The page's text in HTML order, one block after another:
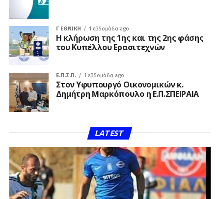
Γ ΕΘΝΙΚΉ 1 εβδομάδα ago
Η κλήρωση της 1ης και της 2ης φάσης
του Κυπέλλου Ερασιτεχνών
Ε.Π.Σ.Π. 1 εβδομάδα ago
Στον Υφυπουργό Οικονομικών κ.
Δημήτρη Μαρκόπουλο η Ε.Π.ΣΠΕΙΡΑΙΑ
LATEST